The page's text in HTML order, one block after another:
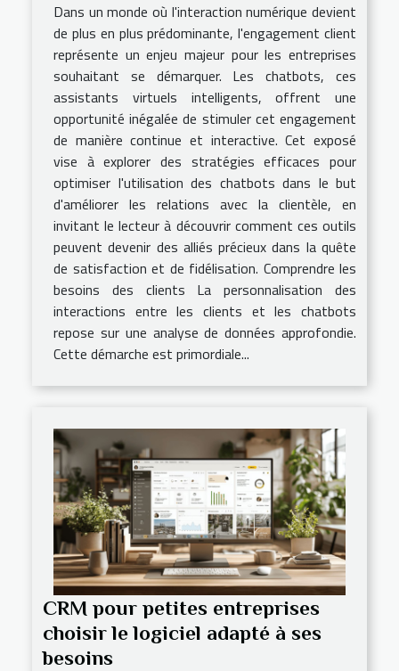
Dans un monde où l'interaction numérique devient
de plus en plus prédominante, l'engagement client
représente un enjeu majeur pour les entreprises
souhaitant se démarquer. Les chatbots, ces
assistants virtuels intelligents, offrent une
opportunité inégalée de stimuler cet engagement
de manière continue et interactive. Cet exposé
vise à explorer des stratégies efficaces pour
optimiser l'utilisation des chatbots dans le but
d'améliorer les relations avec la clientèle, en
invitant le lecteur à découvrir comment ces outils
peuvent devenir des alliés précieux dans la quête
de satisfaction et de fidélisation. Comprendre les
besoins des clients La personnalisation des
interactions entre les clients et les chatbots
repose sur une analyse de données approfondie.
Cette démarche est primordiale...
CRM pour petites entreprises
choisir le logiciel adapté à ses
besoins